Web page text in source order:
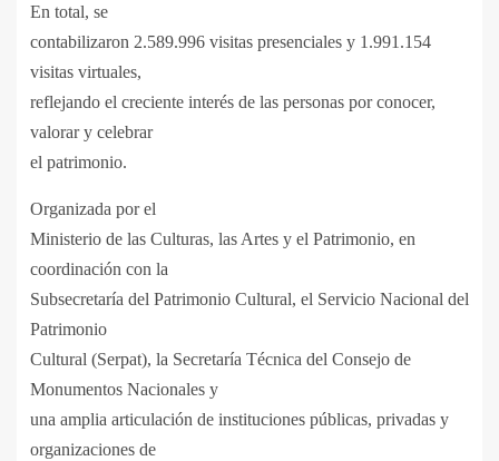
En total, se
contabilizaron 2.589.996 visitas presenciales y 1.991.154
visitas virtuales,
reflejando el creciente interés de las personas por conocer,
valorar y celebrar
el patrimonio.
Organizada por el
Ministerio de las Culturas, las Artes y el Patrimonio, en
coordinación con la
Subsecretaría del Patrimonio Cultural, el Servicio Nacional del
Patrimonio
Cultural (Serpat), la Secretaría Técnica del Consejo de
Monumentos Nacionales y
una amplia articulación de instituciones públicas, privadas y
organizaciones de